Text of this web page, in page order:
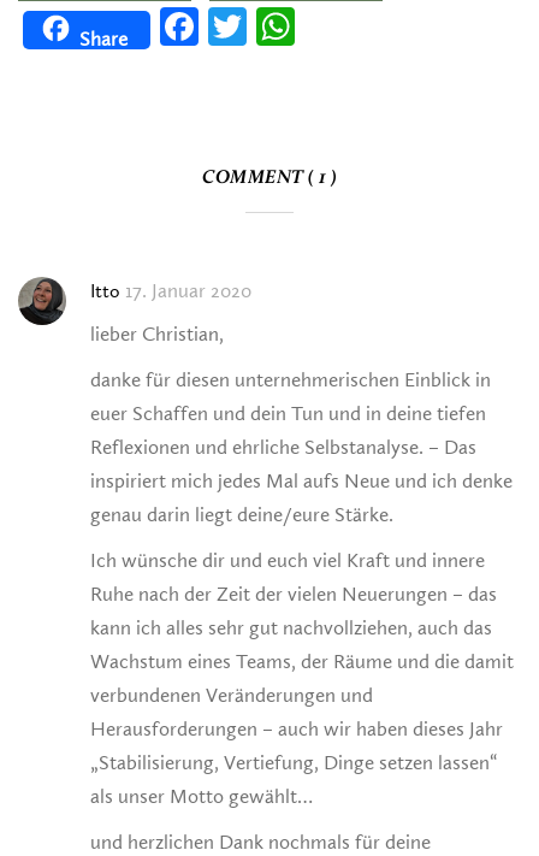
Share
FacebookTwitter
COMMENT ( 1 )
Itto 17. Januar 2020
lieber Christian,
danke für diesen unternehmerischen Einblick in
euer Schaffen und dein Tun und in deine tiefen
Reflexionen und ehrliche Selbstanalyse. – Das
inspiriert mich jedes Mal aufs Neue und ich denke
genau darin liegt deine/eure Stärke.
Ich wünsche dir und euch viel Kraft und innere
Ruhe nach der Zeit der vielen Neuerungen – das
kann ich alles sehr gut nachvollziehen, auch das
Wachstum eines Teams, der Räume und die damit
verbundenen Veränderungen und
Herausforderungen – auch wir haben dieses Jahr
„Stabilisierung, Vertiefung, Dinge setzen lassen“
als unser Motto gewählt…
und herzlichen Dank nochmals für deine